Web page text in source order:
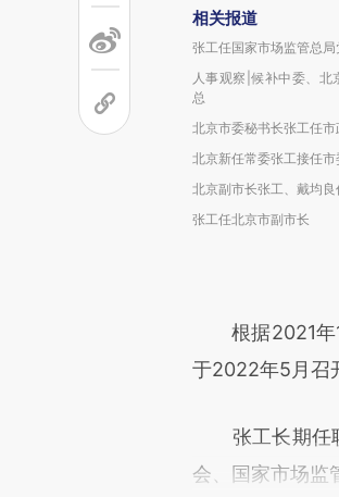
相关报道
张工任国家市场监管总
人事观察|候补中委、北
总
北京市委秘书长张工任
北京新任常委张工接任市
北京副市长张工、戴均
张工任北京市副市长
根据2021年
于2022年5月召
张工长期任职
会、国家市场监